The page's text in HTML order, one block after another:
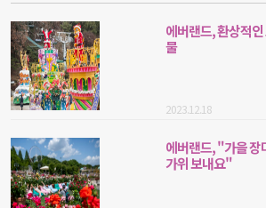
에버랜드, 환상적
물
2023.12.18
에버랜드, "가을 장
가위 보내요"